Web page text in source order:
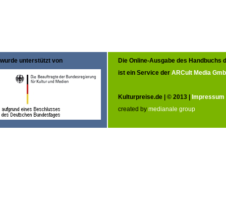
wurde unterstützt von
Die Online-Ausgabe des Handbuchs
ist ein Service der ARCult Media
Kulturpreise.de | © 2013 | Impressum
created by medianale group